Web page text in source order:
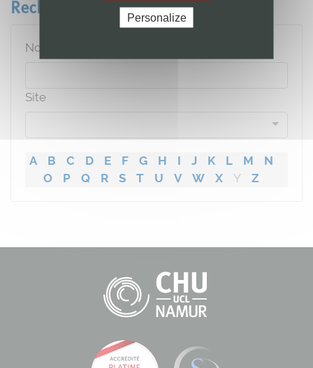
Rechercher un médecin, un soignant
Nom
Site
A B C D E F G H I J K L M
N
O
P Q R S T U V W X Y Z
Personalize